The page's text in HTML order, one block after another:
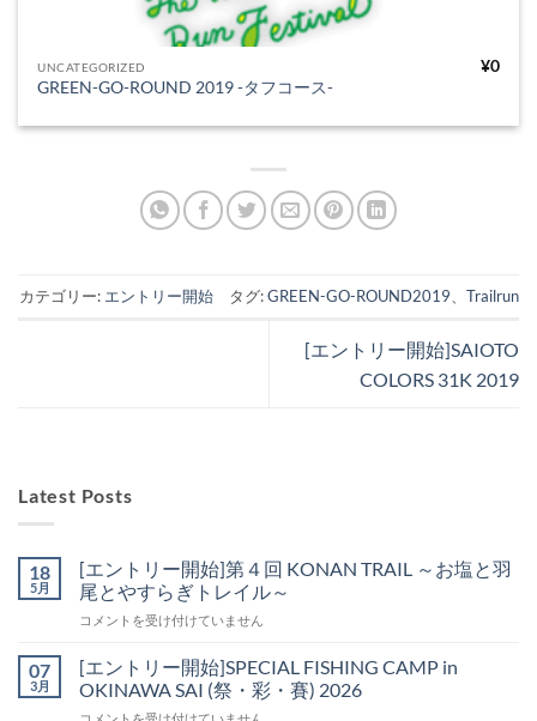
UNCATEGORIZED
GREEN-GO-ROUND 2019 -タフコース-
¥0
カテゴリー: エントリー開始タグ:GREEN-GO-ROUND2019 Trailrun
[エントリー開始]SAIOTO
COLORS 31K 2019
Latest Posts
18
5月
[エントリー開始]第４回 KONAN TRAIL ～お塩と羽
尾とやすらぎトレイル～
[エ
ト
リ
ー
コメントを受け付けていません
07
3月
[エントリー開始]SPECIAL FISHING CAMP in
OKINAWA SAI (祭・彩・賽) 2026
[エ